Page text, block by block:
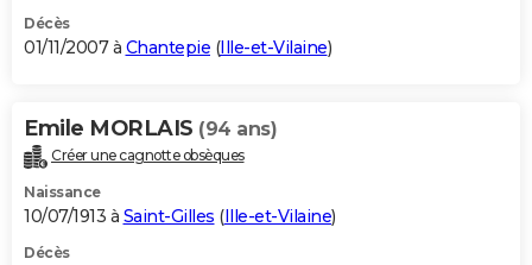
Décès
01/11/2007 à Chantepie (Ille-et-Vilaine)
Emile MORLAIS (94 ans)
Créer une cagnotte obsèques
Naissance
10/07/1913 à Saint-Gilles (Ille-et-Vilaine)
Décès